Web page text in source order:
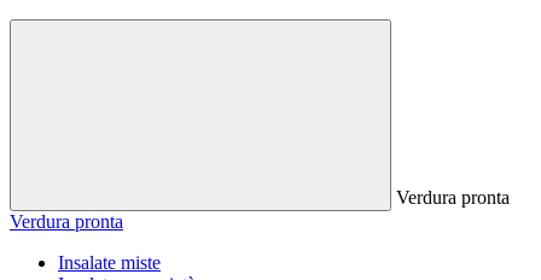
Verdura pronta
Verdura pronta
Insalate miste